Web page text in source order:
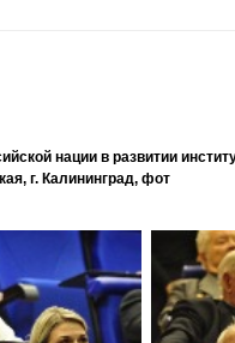
нации в развитии
г. Калининград, фот